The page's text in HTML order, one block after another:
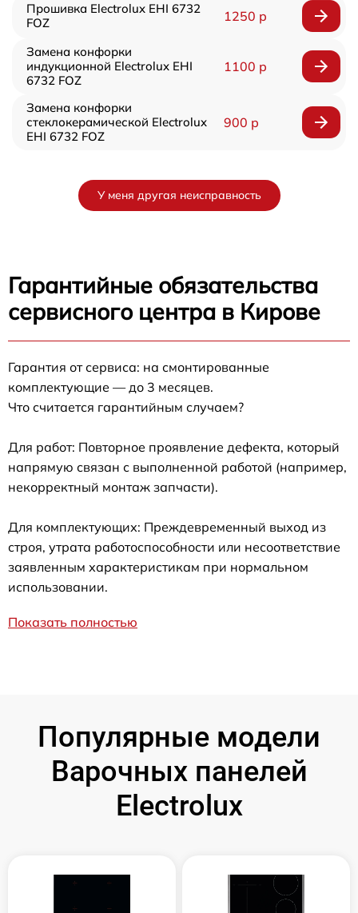
Прошивка Electrolux EHI 6732
FOZ
1250 р
Замена конфорки
индукционной Electrolux EHI
6732 FOZ
1100 р
Замена конфорки
стеклокерамической Electrolux
EHI 6732 FOZ
900 р
У меня другая неисправность
Гарантийные обязательства
сервисного центра в Кирове
Гарантия от сервиса: на смонтированные
комплектующие — до 3 месяцев.
Что считается гарантийным случаем?
Для работ: Повторное проявление дефекта, который
напрямую связан с выполненной работой (например,
некорректный монтаж запчасти).
Для комплектующих: Преждевременный выход из
строя, утрата работоспособности или несоответствие
заявленным характеристикам при нормальном
использовании.
Показать полностью
Популярные модели
Варочных панелей
Electrolux